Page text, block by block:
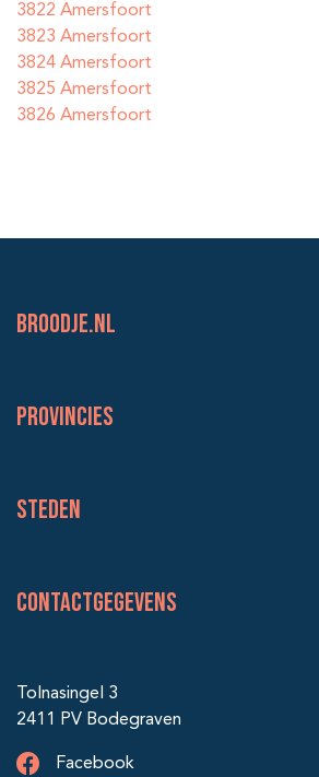
3822 Amersfoort
3823 Amersfoort
3824 Amersfoort
3825 Amersfoort
3826 Amersfoort
BROODJE.NL
Provincies
Steden
Contactgegevens
Tolnasingel 3
2411 PV Bodegraven
Facebook